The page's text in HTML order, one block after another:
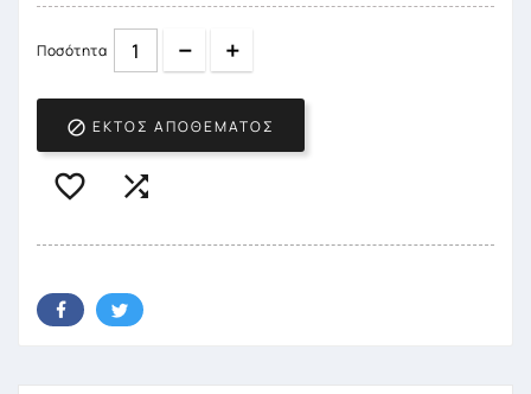
Ποσότητα Quantity
 ΕΚΤΌΣ ΑΠΟΘΈΜΑΤΟΣ
 